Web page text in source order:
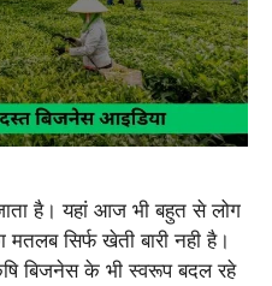
है। यहां आज भी बहुत से लोग
सिर्फ खेती बारी नही है।
बिजनेस के भी स्वरूप बदल रहे